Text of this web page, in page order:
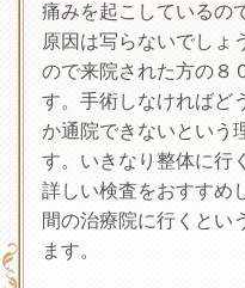
痛みを起こしているの
原因は写らないでしょ
ので来院された方の８
す。手術しなければど
か通院できないという
す。いきなり整体に行
詳しい検査をおすすめ
間の治療院に行くとい
ます。